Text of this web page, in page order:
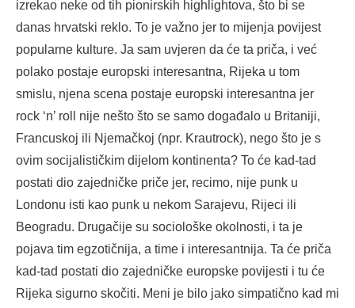
izrekao neke od tih pionirskih highlightova, što bi se
danas hrvatski reklo. To je važno jer to mijenja povijest
popularne kulture. Ja sam uvjeren da će ta priča, i već
polako postaje europski interesantna, Rijeka u tom
smislu, njena scena postaje europski interesantna jer
rock ‘n’ roll nije nešto što se samo događalo u Britaniji,
Francuskoj ili Njemačkoj (npr. Krautrock), nego što je s
ovim socijalističkim dijelom kontinenta? To će kad-tad
postati dio zajedničke priče jer, recimo, nije punk u
Londonu isti kao punk u nekom Sarajevu, Rijeci ili
Beogradu. Drugačije su sociološke okolnosti, i ta je
pojava tim egzotičnija, a time i interesantnija. Ta će priča
kad-tad postati dio zajedničke europske povijesti i tu će
Rijeka sigurno skočiti. Meni je bilo jako simpatično kad mi